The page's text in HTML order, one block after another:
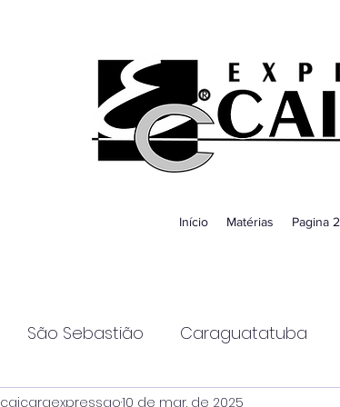
Início Matérias Pagina 2
São Sebastião Caraguatatuba
caicaraexpressao10 de mar. de 2025